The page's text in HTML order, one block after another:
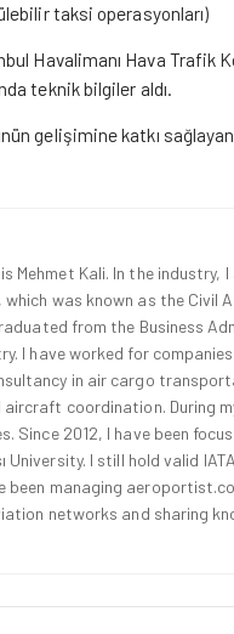
taksi operasyonları)
Havalimanı Hava
teknik bilgiler aldı.
gelişimine katkı
is Mehmet Kali. In the
which was known as the
from the Business
I have worked for
in air cargo
aircraft coordination. During
Since 2012, I have been
University. I still hold valid
been managing
networks and sharing